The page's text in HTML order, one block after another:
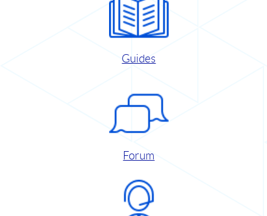
Guides
Forum